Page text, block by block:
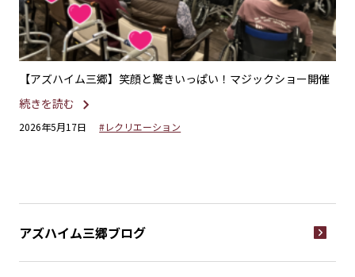
【アズハイム三郷】笑顔と驚きいっぱい！マジックショー開催
続きを読む
2026年5月17日 #レクリエーション
アズハイム三郷ブログ